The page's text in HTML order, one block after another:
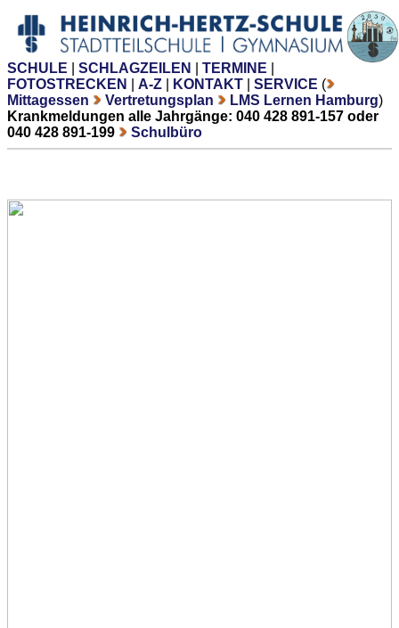
SCHULE SCHLAGZEILEN TERMINE
FOTOSTRECKEN
A-Z KONTAKT SERVICE (
Mittagessen
Vertretungsplan LMS Lernen Hamburg)
Krankmeldungen alle Jahrgänge: 040 428 891-157 oder
040 428 891-199
Schulbüro